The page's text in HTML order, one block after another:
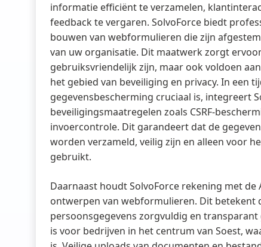
informatie efficiënt te verzamelen,
feedback te vergaren. SolvoForce biedt
bouwen van webformulieren die zijn
van uw organisatie. Dit maatwerk zorgt
gebruiksvriendelijk zijn, maar ook voldoen
het gebied van beveiliging en privacy. In een
gegevensbescherming cruciaal is, integreert
beveiligingsmaatregelen zoals CSRF-
invoercontrole. Dit garandeert dat de
worden verzameld, veilig zijn en alleen voor
gebruikt.
Daarnaast houdt SolvoForce rekening met de
ontwerpen van webformulieren. Dit betekent
persoonsgegevens zorgvuldig en
is voor bedrijven in het centrum van Soest,